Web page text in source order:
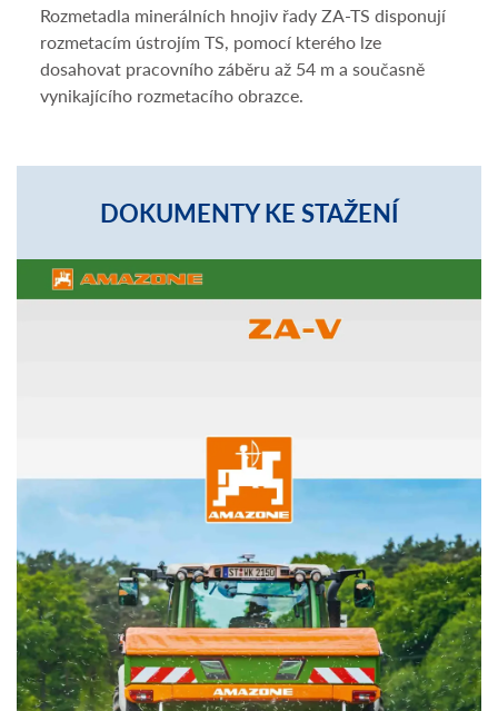
Rozmetadla minerálních hnojiv řady ZA-TS disponují
rozmetacím ústrojím TS, pomocí kterého lze
dosahovat pracovního záběru až 54 m a současně
vynikajícího rozmetacího obrazce.
DOKUMENTY KE STAŽENÍ